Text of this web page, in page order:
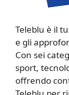
Teleblu è il
e gli
Con sei
sport,
offrendo